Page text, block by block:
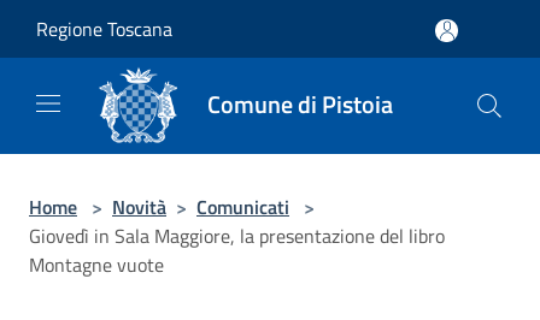
Regione Toscana
Comune di Pistoia
Home > Novità > Comunicati >
Giovedì in Sala Maggiore, la presentazione del libro
Montagne vuote